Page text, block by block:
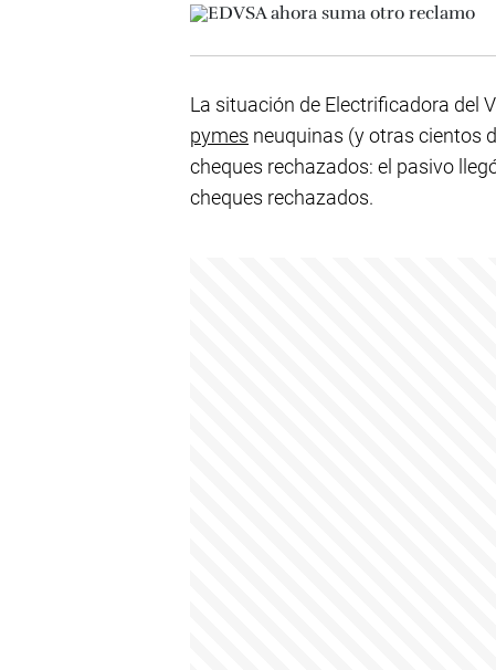
La situación de Electrificadora del
pymes neuquinas (y otras cientos
cheques rechazados: el pasivo
cheques rechazados.